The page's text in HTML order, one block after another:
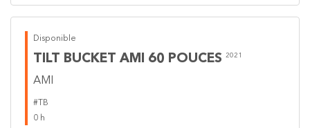
Disponible
TILT BUCKET AMI 60 POUCES 2021
AMI
#TB
0 h